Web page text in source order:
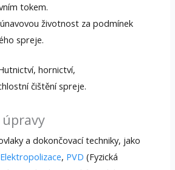
tokem.
životnost za podmínek
spreje.
hornictví,
čištění spreje.
a dokončovací techniky, jako
Elektropolizace, PVD (Fyzická